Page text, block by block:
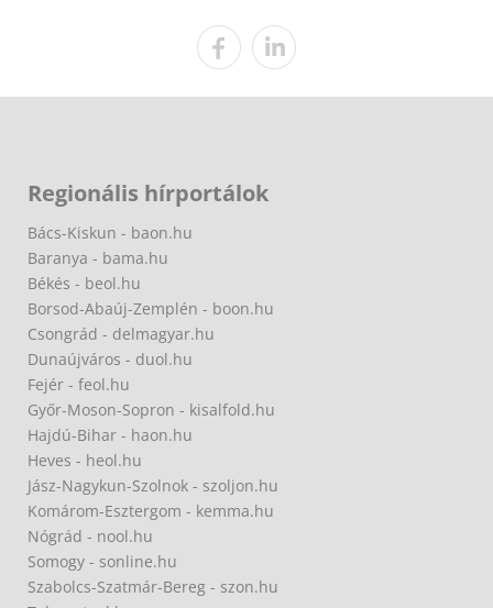
Regionális hírportálok
Bács-Kiskun - baon.hu
Baranya - bama.hu
Békés - beol.hu
Borsod-Abaúj-Zemplén - boon.hu
Csongrád - delmagyar.hu
Dunaújváros - duol.hu
Fejér - feol.hu
Győr-Moson-Sopron - kisalfold.hu
Hajdú-Bihar - haon.hu
Heves - heol.hu
Jász-Nagykun-Szolnok - szoljon.hu
Komárom-Esztergom - kemma.hu
Nógrád - nool.hu
Somogy - sonline.hu
Szabolcs-Szatmár-Bereg - szon.hu